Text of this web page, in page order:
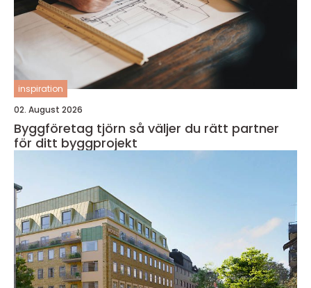
inspiration
02. August 2026
Byggföretag tjörn så väljer du rätt partner
för ditt byggprojekt